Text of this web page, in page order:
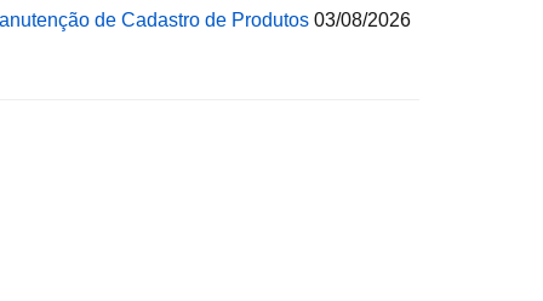
de Cadastro de Produtos 03/08/2026